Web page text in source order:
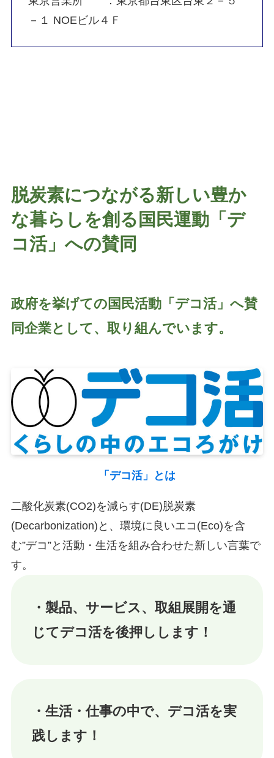
－１ NOEビル４Ｆ
脱炭素につながる新しい豊か
な暮らしを創る国民運動「デ
コ活」への賛同
政府を挙げての国民活動「デコ活」へ賛
同企業として、取り組んでいます。
「デコ活」とは
二酸化炭素(CO2)を減らす(DE)脱炭素
(Decarbonization)と、環境に良いエコ(Eco)を含
む”デコ”と活動・生活を組み合わせた新しい言葉で
す。
・製品、サービス、取組展開を通
じてデコ活を後押しします！
・⽣活・仕事の中で、デコ活を実
践します！